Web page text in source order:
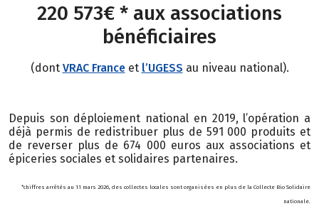
220 573€ * aux associations
bénéficiaires
(dont VRAC Franceet l’UGESS au niveau national).
Depuis son déploiement national en 2019, l’opération a
déjà permis de redistribuer plus de 591 000 produits et
de reverser plus de 674 000 euros aux associations et
épiceries sociales et solidaires partenaires.
*chiffres arrêtés au 11 mars 2026, des collectes locales sont organisées en plus de la Collecte Bio Solidaire
nationale.